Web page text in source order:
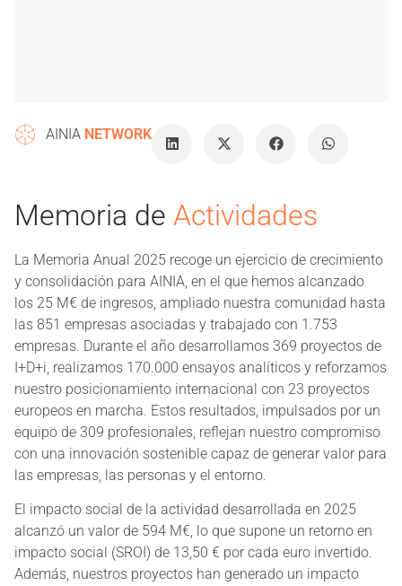
AINIA NETWORK
Memoria de Actividades
La Memoria Anual 2025 recoge un ejercicio de crecimiento
y consolidación para AINIA, en el que hemos alcanzado
los 25 M€ de ingresos, ampliado nuestra comunidad hasta
las 851 empresas asociadas y trabajado con 1.753
empresas. Durante el año desarrollamos 369 proyectos de
I+D+i, realizamos 170.000 ensayos analíticos y reforzamos
nuestro posicionamiento internacional con 23 proyectos
europeos en marcha. Estos resultados, impulsados por un
equipo de 309 profesionales, reflejan nuestro compromiso
con una innovación sostenible capaz de generar valor para
las empresas, las personas y el entorno.
El impacto social de la actividad desarrollada en 2025
alcanzó un valor de 594 M€, lo que supone un retorno en
impacto social (SROI) de 13,50 € por cada euro invertido.
Además, nuestros proyectos han generado un impacto